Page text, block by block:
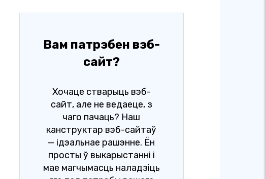
Вам патрэбен вэб-
сайт?
Хочаце стварыць вэб-
сайт, але не ведаеце, з
чаго пачаць? Наш
канструктар вэб-сайтаў
— ідэальнае рашэнне. Ён
просты ў выкарыстанні і
мае магчымасць наладзіць